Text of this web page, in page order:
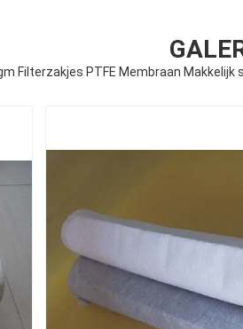
Filterzakjes PTFE Membraan